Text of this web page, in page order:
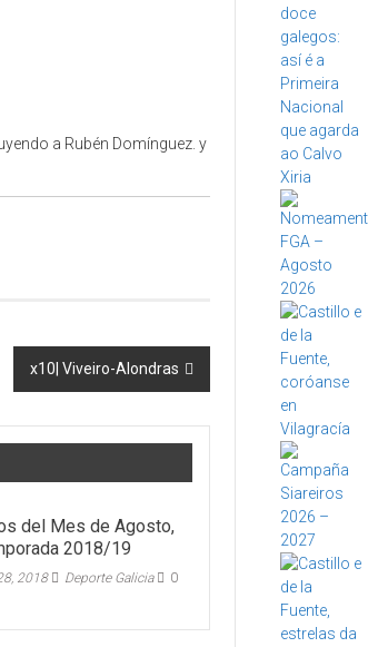
a Rubén Domínguez. y
x10| Viveiro-Alondras
del Mes de Agosto,
2018/19
2018 Deporte Galicia 0